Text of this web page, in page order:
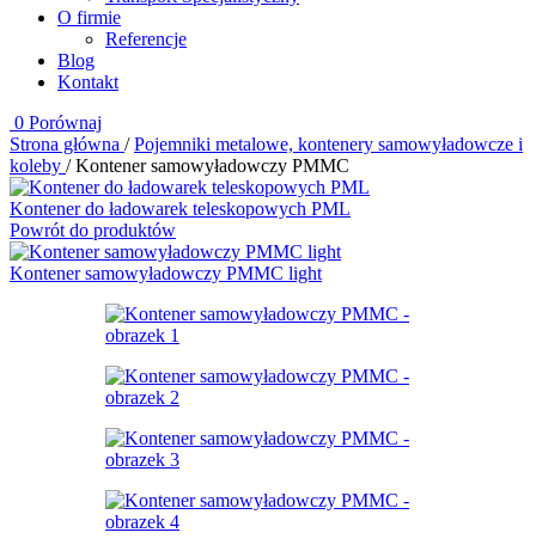
O firmie
Referencje
Blog
Kontakt
0 Porównaj
Strona główna / Pojemniki metalowe, kontenery samowyładowcze i
koleby / Kontener samowyładowczy PMMC
Kontener do ładowarek teleskopowych PML
Powrót do produktów
Kontener samowyładowczy PMMC light